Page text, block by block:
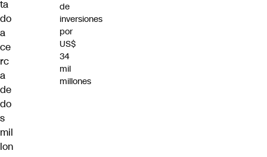
ta
do
a
ce
rc
a
de
do
s
mil
lon
de
inversiones
por
US$
34
mil
millones